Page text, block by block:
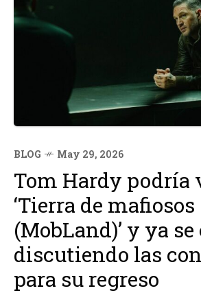
BLOG May 29, 2026
Tom Hardy podría
‘Tierra de mafiosos
(MobLand)’ y ya
discutiendo las
para su regreso